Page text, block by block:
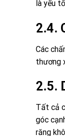
là yếu
2.4.
Các
thương
2.5.
Tất cả
góc
răng